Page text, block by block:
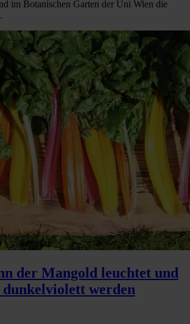
im Botanischen Garten der Uni Wien die
der Mangold leuchtet und
dunkelviolett werden